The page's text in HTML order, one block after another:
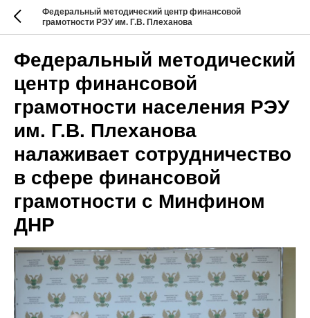
Федеральный методический центр финансовой
грамотности РЭУ им. Г.В. Плеханова
Федеральный методический
центр финансовой
грамотности населения РЭУ
им. Г.В. Плеханова
налаживает сотрудничество
в сфере финансовой
грамотности с Минфином
ДНР